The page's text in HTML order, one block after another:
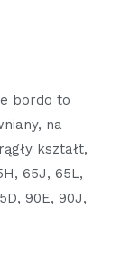
bordo to
na
kształt,
65J, 65L,
90E, 90J,